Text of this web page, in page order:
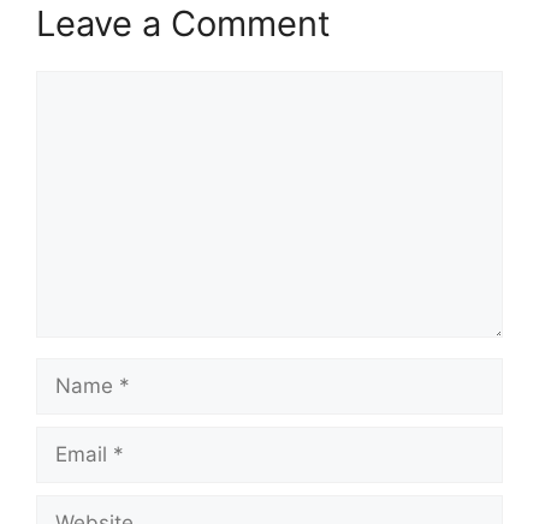
Leave a Comment